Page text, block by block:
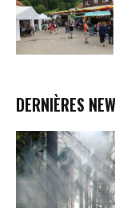
DERNIÈRES